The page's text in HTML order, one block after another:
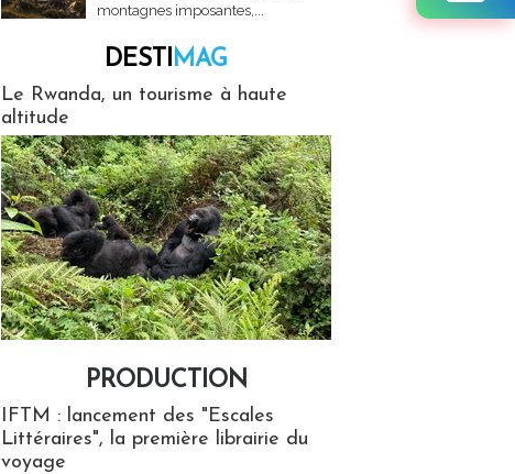
montagnes imposantes,...
DESTIMAG
Le Rwanda, un tourisme à haute
altitude
PRODUCTION
IFTM : lancement des "Escales
Littéraires", la première librairie du
voyage